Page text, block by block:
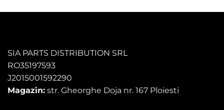
SIA PARTS DISTRIBUTION SRL
RO35197593
J2015001592290
Magazin: str. Gheorghe Doja nr. 167 Ploiesti